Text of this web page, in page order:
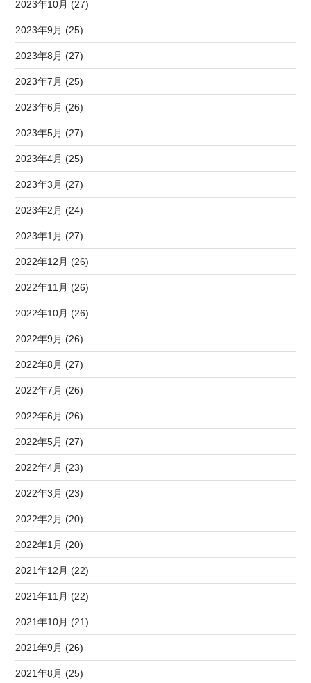
2023年10月 (27)
2023年9月 (25)
2023年8月 (27)
2023年7月 (25)
2023年6月 (26)
2023年5月 (27)
2023年4月 (25)
2023年3月 (27)
2023年2月 (24)
2023年1月 (27)
2022年12月 (26)
2022年11月 (26)
2022年10月 (26)
2022年9月 (26)
2022年8月 (27)
2022年7月 (26)
2022年6月 (26)
2022年5月 (27)
2022年4月 (23)
2022年3月 (23)
2022年2月 (20)
2022年1月 (20)
2021年12月 (22)
2021年11月 (22)
2021年10月 (21)
2021年9月 (26)
2021年8月 (25)